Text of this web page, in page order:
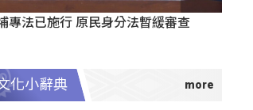
專法已施行 原民身分法暫緩審查
化小辭典